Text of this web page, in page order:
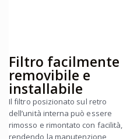
Filtro facilmente
removibile e
installabile
Il filtro posizionato sul retro
dell’unità interna può essere
rimosso e rimontato con facilità,
rendendo la manutenzione